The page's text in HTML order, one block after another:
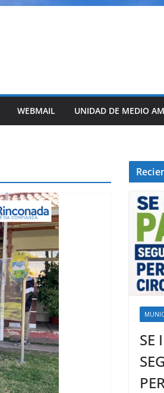
WEBMAIL UNIDAD DE MEDIO
SE